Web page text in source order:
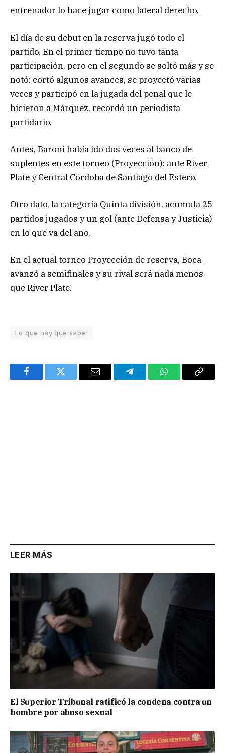
entrenador lo hace jugar como lateral derecho.
El día de su debut en la reserva jugó todo el
partido. En el primer tiempo no tuvo tanta
participación, pero en el segundo se soltó más y se
notó: cortó algunos avances, se proyectó varias
veces y participó en la jugada del penal que le
hicieron a Márquez, recordó un periodista
partidario.
Antes, Baroni había ido dos veces al banco de
suplentes en este torneo (Proyección): ante River
Plate y Central Córdoba de Santiago del Estero.
Otro dato, la categoría Quinta división, acumula 25
partidos jugados y un gol (ante Defensa y Justicia)
en lo que va del año.
En el actual torneo Proyección de reserva, Boca
avanzó a semifinales y su rival será nada menos
que River Plate.
Lo que hay que saber
FacebookTwitter Email TelegramWhatsAppCopy
LEER MÁS
El Superior Tribunal ratificó la condena contra un
hombre por abuso sexual